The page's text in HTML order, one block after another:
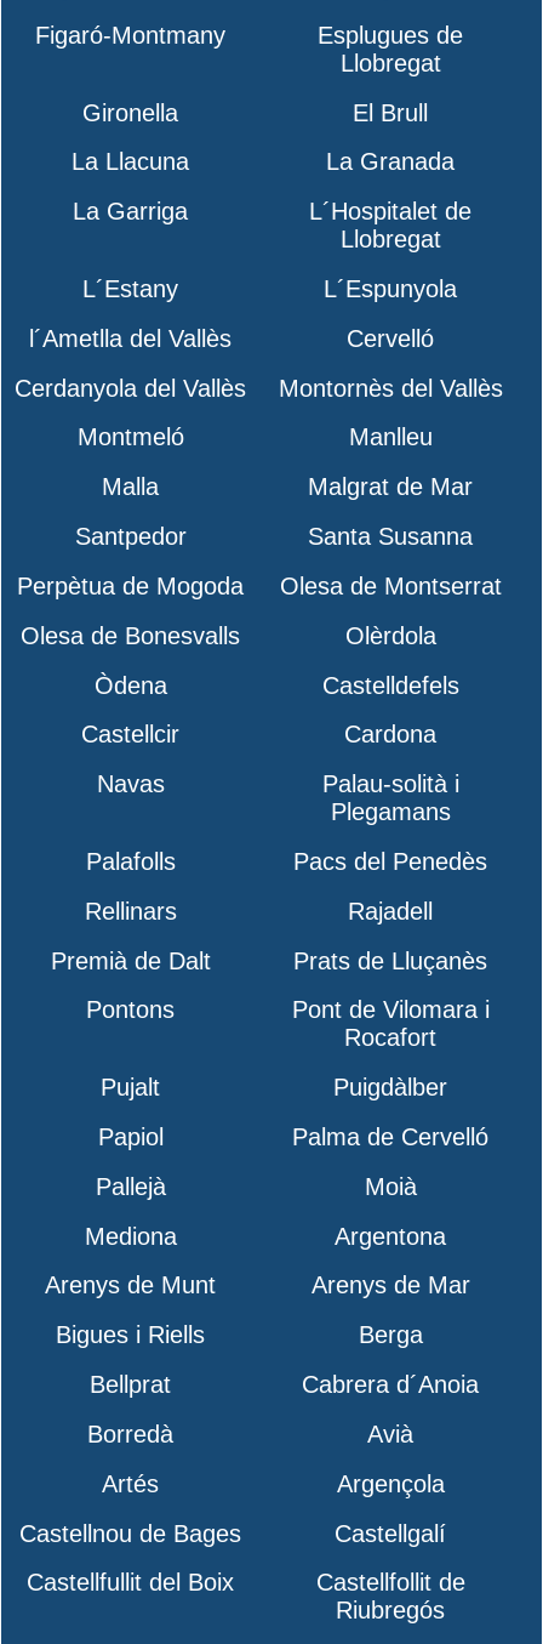
Figaró-Montmany
Esplugues de
Llobregat
Gironella
El Brull
La Llacuna
La Granada
La Garriga
L´Hospitalet de
Llobregat
L´Estany
L´Espunyola
l´Ametlla del Vallès
Cervelló
Cerdanyola del Vallès
Montornès del Vallès
Montmeló
Manlleu
Malla
Malgrat de Mar
Santpedor
Santa Susanna
Perpètua de Mogoda
Olesa de Montserrat
Olesa de Bonesvalls
Olèrdola
Òdena
Castelldefels
Castellcir
Cardona
Navas
Palau-solità i
Plegamans
Palafolls
Pacs del Penedès
Rellinars
Rajadell
Premià de Dalt
Prats de Lluçanès
Pontons
Pont de Vilomara i
Rocafort
Pujalt
Puigdàlber
Papiol
Palma de Cervelló
Pallejà
Moià
Mediona
Argentona
Arenys de Munt
Arenys de Mar
Bigues i Riells
Berga
Bellprat
Cabrera d´Anoia
Borredà
Avià
Artés
Argençola
Castellnou de Bages
Castellgalí
Castellfullit del Boix
Castellfollit de
Riubregós